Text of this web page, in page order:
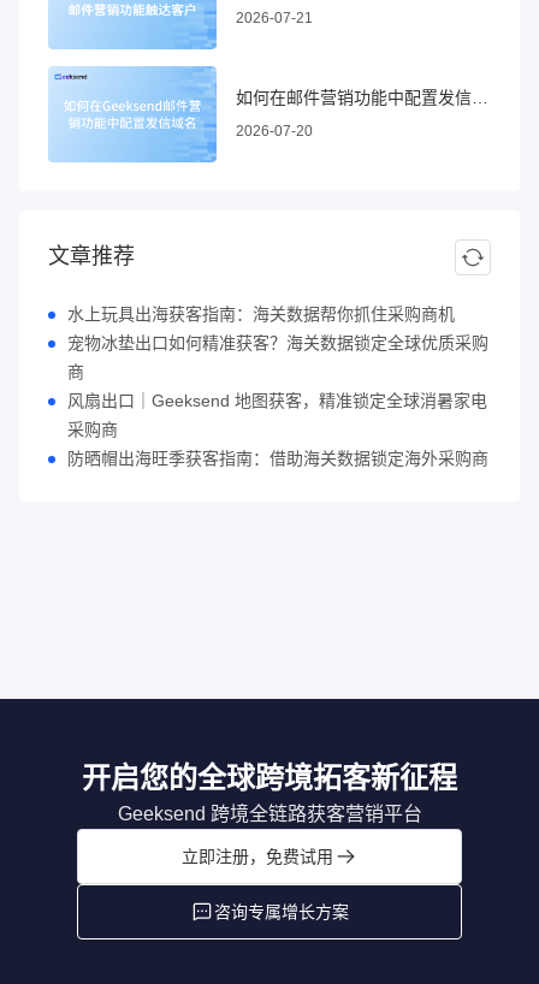
2026-07-21
2026-07-20
文章推荐
水上玩具出海获客指南：海关数据帮你抓住采购商机
宠物冰垫出口如何精准获客？海关数据锁定全球优质采购
商
风扇出口｜Geeksend 地图获客，精准锁定全球消暑家电
采购商
防晒帽出海旺季获客指南：借助海关数据锁定海外采购商
开启您的全球跨境拓客新征程
Geeksend 跨境全链路获客营销平台
立即注册，免费试用
咨询专属增长方案